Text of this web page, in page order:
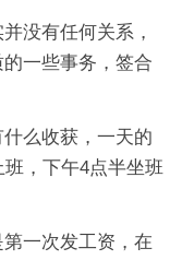
没有任何关系，
一些事务，签合
么收获，一天的
，下午4点半坐班
一次发工资，在